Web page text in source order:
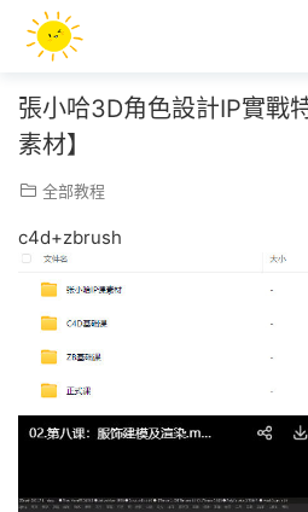
張小哈3D角色設計IP實戰
素材】
全部教程
c4d+zbrush